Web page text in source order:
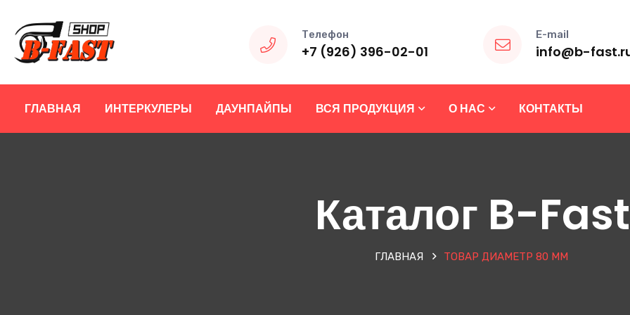
Телефон
+7 (926) 396-02-01
E-mail
info@b-
ГЛАВНАЯ ИНТЕРКУЛЕРЫ ДАУНПАЙПЫ ВСЯ ПРОДУКЦИЯ О НАС КОНТАКТЫ
Каталог B-Fast
ГЛАВНАЯ ТОВАР ДИАМЕТР 80 ММ